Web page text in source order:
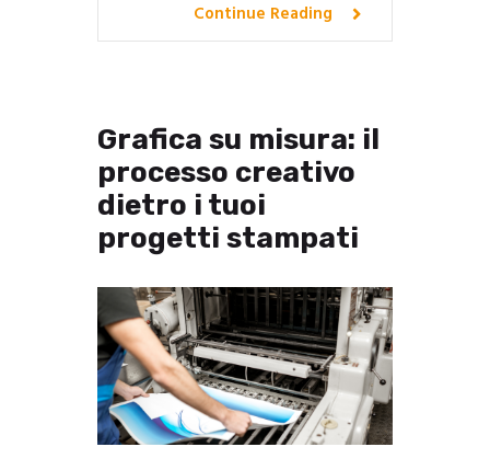
Continue Reading
Grafica su misura: il
processo creativo
dietro i tuoi
progetti stampati